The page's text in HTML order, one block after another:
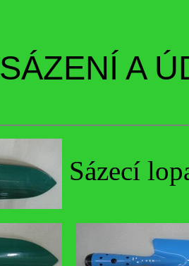
SÁZENÍ A
Sázecí